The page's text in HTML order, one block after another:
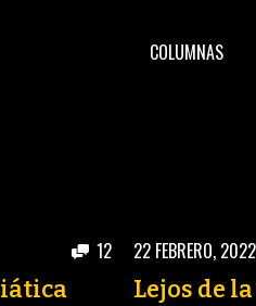
12
COLUMNAS
22 FEBRERO, 2022
Lejos de